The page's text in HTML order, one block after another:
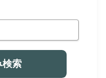
検索